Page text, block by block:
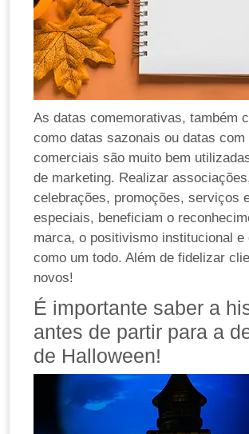
As datas comemorativas, também
como datas sazonais ou datas com
comerciais são muito bem
de marketing. Realizar
celebrações, promoções, serviços
especiais, beneficiam o
marca, o positivismo institucional e
como um todo. Além de fidelizar
novos!
É importante saber a
antes de partir para a
de Halloween!